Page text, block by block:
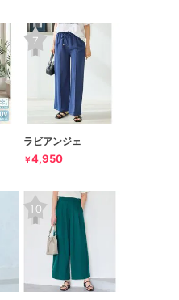
ラビアンジェ
￥4,950